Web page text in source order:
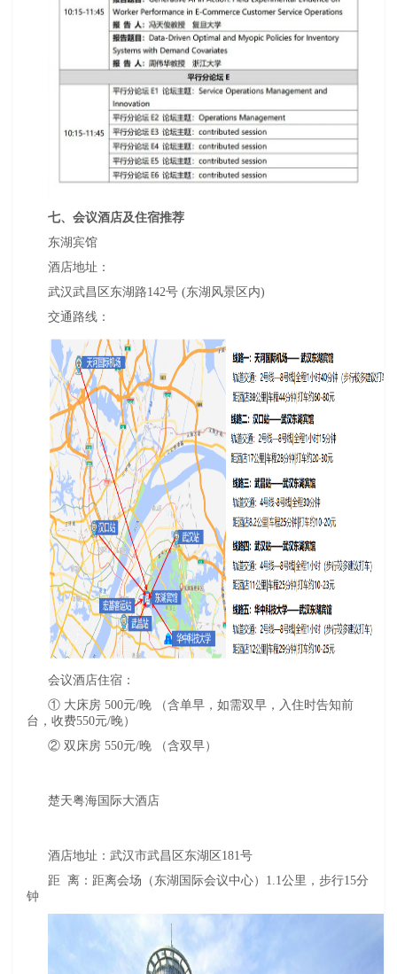
七、会议酒店及住宿推荐
东湖宾馆
酒店地址：
武汉武昌区东湖路142号 (东湖风景区内)
交通路线：
会议酒店住宿：
① 大床房 500元/晚 （含单早，如需双早，入住时告知前
台，收费550元/晚）
② 双床房 550元/晚 （含双早）
楚天粤海国际大酒店
酒店地址：武汉市武昌区东湖区181号
距 离：距离会场（东湖国际会议中心）1.1公里，步行15分
钟